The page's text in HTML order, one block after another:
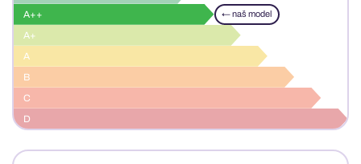
A++
← naš model
A+
A
B
C
D